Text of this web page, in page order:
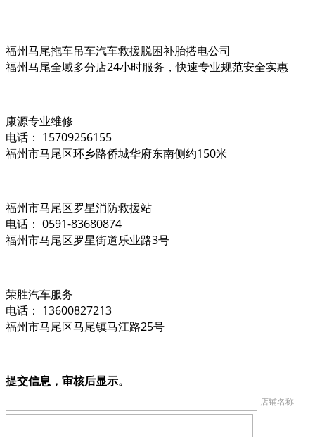
福州马尾拖车吊车汽车救援脱困补胎搭电公司
福州马尾全域多分店24小时服务，快速专业规范安全实惠
康源专业维修
电话： 15709256155
福州市马尾区环乡路侨城华府东南侧约150米
福州市马尾区罗星消防救援站
电话： 0591-83680874
福州市马尾区罗星街道乐业路3号
荣胜汽车服务
电话： 13600827213
福州市马尾区马尾镇马江路25号
提交信息，审核后显示。
店铺名称